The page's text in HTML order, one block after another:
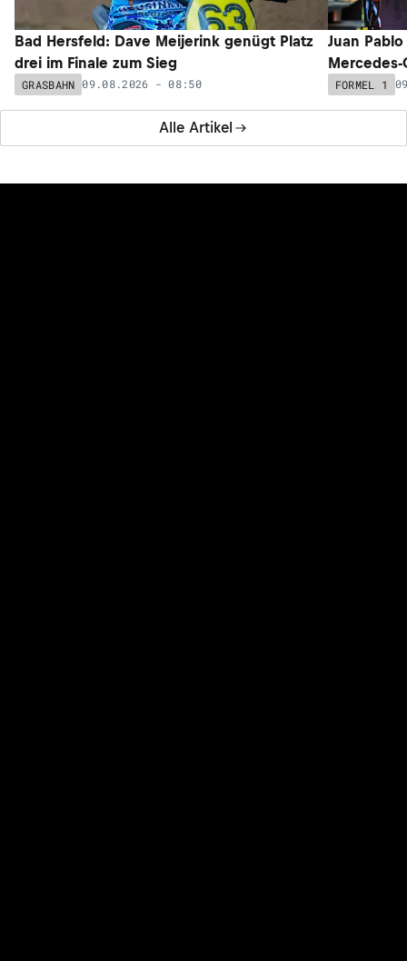
Alle Artikel
Bad Hersfeld: Dave Meijerink genügt Platz
drei im Finale zum Sieg
GRASBAHN 09.08.2026 - 08:50
Juan
FORMEL 1